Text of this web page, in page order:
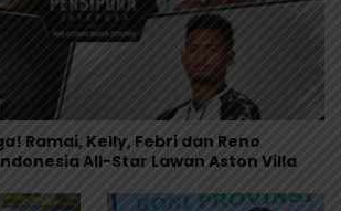
Ramai, Kelly, Febri dan Reno
All-Star Lawan Aston Villa